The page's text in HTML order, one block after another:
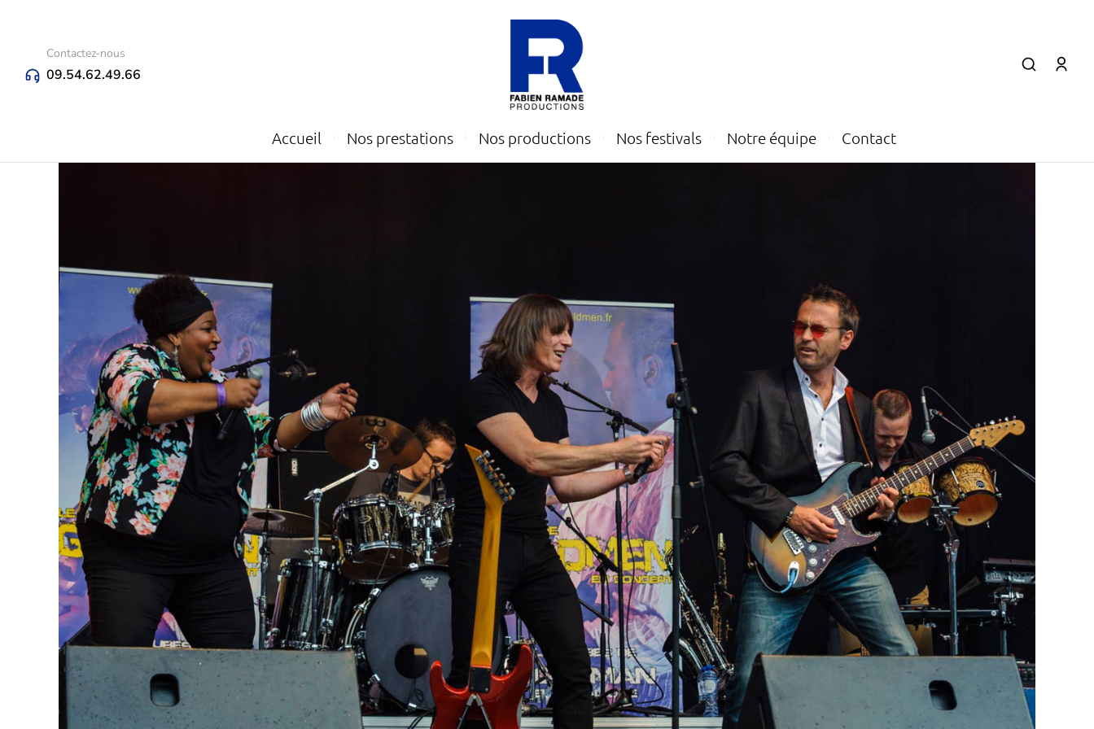
Contactez-nous
09.54.62.49.66
Accueil Nos prestations Nos productions Nos festivals Notre équipe Contact